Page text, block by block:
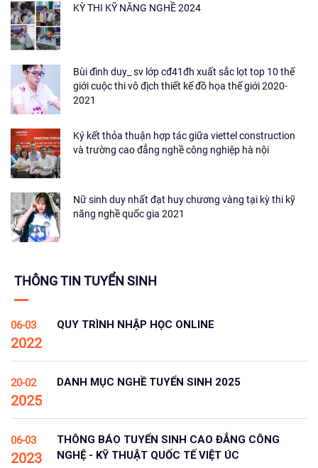
KỲ THI KỸ NĂNG NGHỀ 2024
Bùi đình duy_ sv lớp cđ41đh xuất sắc lọt top 10 thế
giới cuộc thi vô địch thiết kế đồ họa thế giới 2020-
2021
Ký kết thỏa thuận hợp tác giữa viettel construction
và trường cao đẳng nghề công nghiệp hà nội
Nữ sinh duy nhất đạt huy chương vàng tại kỳ thi kỹ
năng nghề quốc gia 2021
THÔNG TIN TUYỂN SINH
06-03
2022
QUY TRÌNH NHẬP HỌC ONLINE
20-02
2025
DANH MỤC NGHỀ TUYỂN SINH 2025
06-03
2023
THÔNG BÁO TUYỂN SINH CAO ĐẲNG CÔNG
NGHỆ - KỸ THUẬT QUỐC TẾ VIỆT ÚC